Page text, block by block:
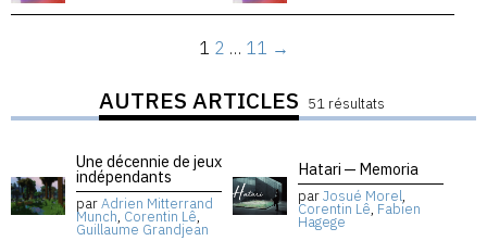
1 2 … 11 →
AUTRES ARTICLES 51 résultats
Une décennie de jeux
indépendants
parAdrien Mitterrand
Munch, Corentin Lê,
Guillaume Grandjean
Hatari — Memoria
parJosué Morel,
Corentin Lê, Fabien
Hagege